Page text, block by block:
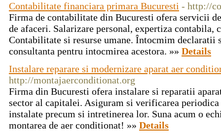
Contabilitate financiara primara Bucuresti - http://
Firma de contabilitate din Bucuresti ofera servicii
de afaceri. Salarizare personal, expertiza contabila,
Contabilitate si resurse umane. Întocmim
consultanta pentru intocmirea acestora. »» Details
Instalare reparare si modernizare aparat aer
http://montajaerconditionat.org
Firma din Bucuresti ofera instalare si reparatii
sector al capitalei. Asiguram si verificarea
instalate precum si intretinerea lor. Suna acum o
montarea de aer conditionat! »» Details